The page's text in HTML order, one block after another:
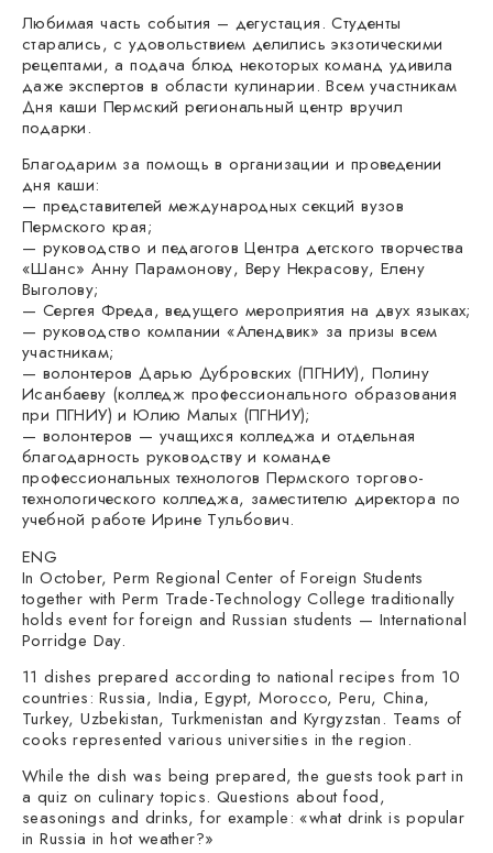
Любимая часть события – дегустация. Студенты
старались, с удовольствием делились экзотическими
рецептами, а подача блюд некоторых команд удивила
даже экспертов в области кулинарии. Всем участникам
Дня каши Пермский региональный центр вручил
подарки.
Благодарим за помощь в организации и проведении
дня каши:
— представителей международных секций вузов
Пермского края;
— руководство и педагогов Центра детского творчества
«Шанс» Анну Парамонову, Веру Некрасову, Елену
Выголову;
— Сергея Фреда, ведущего мероприятия на двух языках;
— руководство компании «Алендвик» за призы всем
участникам;
— волонтеров Дарью Дубровских (ПГНИУ), Полину
Исанбаеву (колледж профессионального образования
при ПГНИУ) и Юлию Малых (ПГНИУ);
— волонтеров — учащихся колледжа и отдельная
благодарность руководству и команде
профессиональных технологов Пермского торгово-
технологического колледжа, заместителю директора по
учебной работе Ирине Тульбович.
ENG
In October, Perm Regional Center of Foreign Students
together with Perm Trade-Technology College traditionally
holds event for foreign and Russian students — International
Porridge Day.
11 dishes prepared according to national recipes from 10
countries: Russia, India, Egypt, Morocco, Peru, China,
Turkey, Uzbekistan, Turkmenistan and Kyrgyzstan. Teams of
cooks represented various universities in the region.
While the dish was being prepared, the guests took part in
a quiz on culinary topics. Questions about food,
seasonings and drinks, for example: «what drink is popular
in Russia in hot weather?»